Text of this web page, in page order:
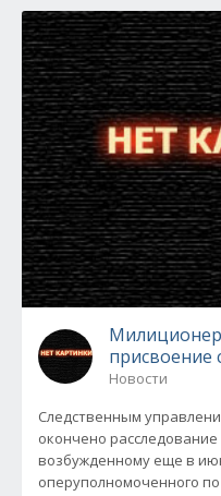
Милиционер
присвоение
Новости
Следственным
окончено
возбужденному еще в
оперуполномоченного по